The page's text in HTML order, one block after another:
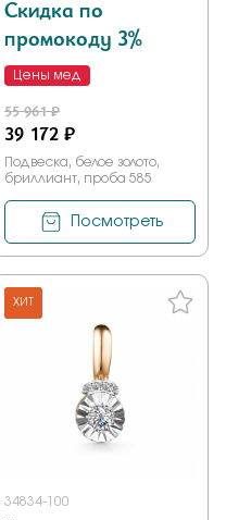
Скидка по
промокоду 3%
Цены мед
55 961 ₽
39 172 ₽
Подвеска, белое золото,
бриллиант, проба 585
Посмотреть
ХИТ
34834-100